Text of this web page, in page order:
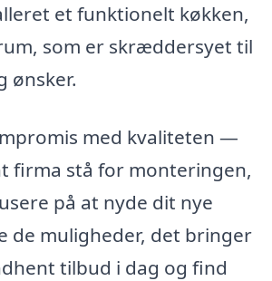
et funktionelt køkken,
som er skræddersyet til
ønsker.
med kvaliteten —
firma stå for monteringen,
på at nyde dit nye
de muligheder, det bringer
tilbud i dag og find